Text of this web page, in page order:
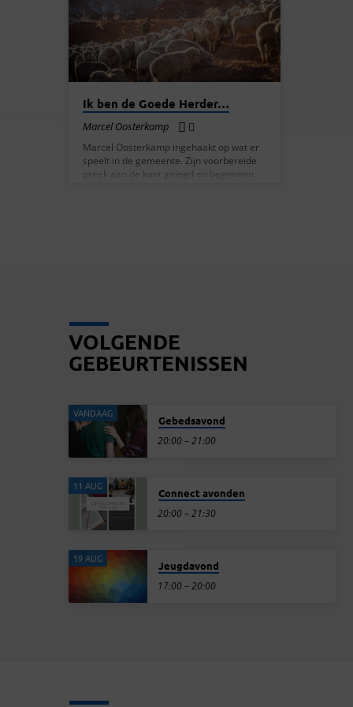
en maak alle volken tot mijn leerlingen,
door…
Ik ben de Goede Herder…
Marcel Oosterkamp
Marcel Oosterkamp ingehaakt op wat er
speelt in de gemeente. Zijn voorbereide
preek aan de kant gelegd en begonnen
VOLGENDE
GEBEURTENISSEN
VANDAAG
Gebedsavond
20:00 – 21:00
11 AUG
Connect avonden
20:00 – 21:30
19 AUG
Jeugdavond
17:00 – 20:00